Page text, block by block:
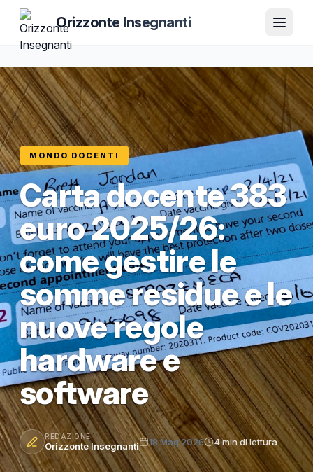
Orizzonte Insegnanti
MONDO DOCENTI
Carta docente 383
euro 2025/26:
come gestire le
somme residue e le
nuove regole
hardware e
software
REDAZIONE
Orizzonte Insegnanti 18 Mag 2026 4 min di lettura